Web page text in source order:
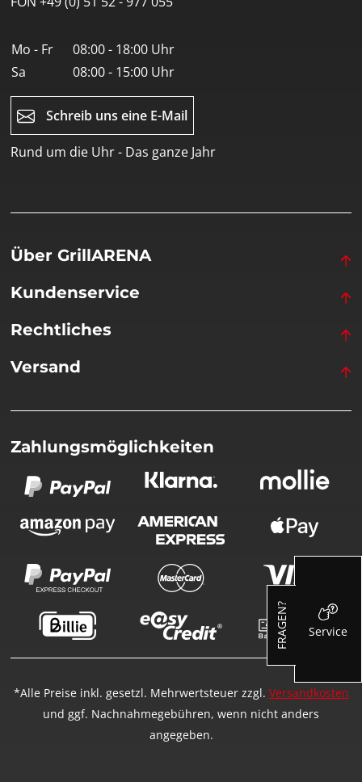
Mo - Fr
08:00 - 18:00 Uhr
Sa
08:00 - 15:00 Uhr
Schreib uns eine E-Mail
Rund um die Uhr - Das ganze Jahr
Über GrillARENA
Kundenservice
Rechtliches
Versand
Zahlungsmöglichkeiten
*Alle Preise inkl. gesetzl. Mehrwertsteuer zzgl. Versandkosten
und ggf. Nachnahmegebühren, wenn nicht anders
angegeben.
FRAGEN? Service